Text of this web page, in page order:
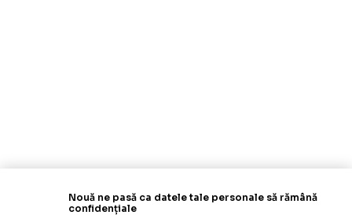
Nouă ne pasă ca datele tale personale să rămână
confidențiale